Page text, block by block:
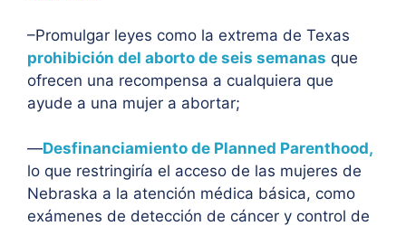
–Promulgar leyes como la extrema de Texas
prohibición del aborto de seis semanas que
ofrecen una recompensa a cualquiera que
ayude a una mujer a abortar;
—Desfinanciamiento de Planned Parenthood,
lo que restringiría el acceso de las mujeres de
Nebraska a la atención médica básica, como
exámenes de detección de cáncer y control de